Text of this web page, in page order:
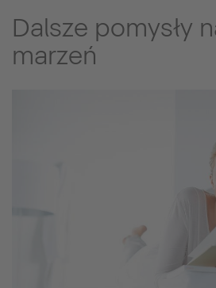
Dalsze pomysły
marzeń